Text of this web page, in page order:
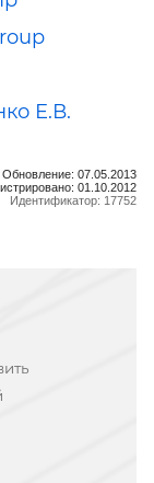
Е.В.
Обновление: 07.05.2013
01.10.2012
Идентификатор: 17752